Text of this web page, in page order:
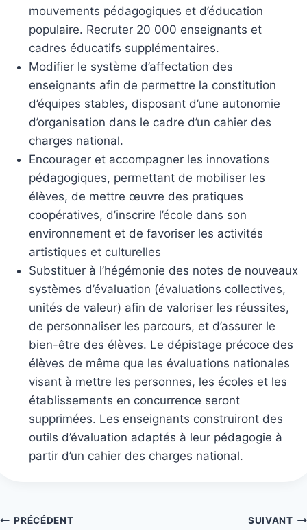
mouvements pédagogiques et d’éducation
populaire. Recruter 20 000 enseignants et
cadres éducatifs supplémentaires.
Modifier le système d’affectation des
enseignants afin de permettre la constitution
d’équipes stables, disposant d’une autonomie
d’organisation dans le cadre d’un cahier des
charges national.
Encourager et accompagner les innovations
pédagogiques, permettant de mobiliser les
élèves, de mettre œuvre des pratiques
coopératives, d’inscrire l’école dans son
environnement et de favoriser les activités
artistiques et culturelles
Substituer à l’hégémonie des notes de nouveaux
systèmes d’évaluation (évaluations collectives,
unités de valeur) afin de valoriser les réussites,
de personnaliser les parcours, et d’assurer le
bien-être des élèves. Le dépistage précoce des
élèves de même que les évaluations nationales
visant à mettre les personnes, les écoles et les
établissements en concurrence seront
supprimées. Les enseignants construiront des
outils d’évaluation adaptés à leur pédagogie à
partir d’un cahier des charges national.
Navigation
PRÉCÉDENT SUIVANT